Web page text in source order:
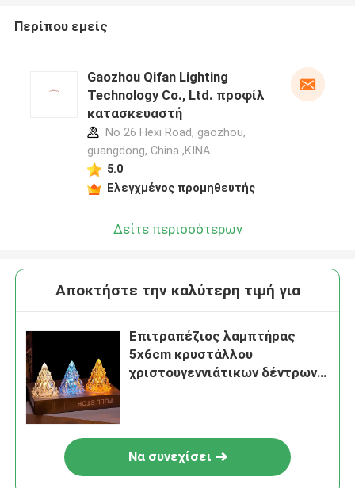
Περίπου εμείς
Gaozhou Qifan Lighting
Technology Co., Ltd. προφίλ
κατασκευαστή
No 26 Hexi Road, gaozhou,
guangdong, China ,ΚΙΝΑ
5.0
Ελεγχμένος προμηθευτής
Δείτε περισσότερων
Αποκτήστε την καλύτερη τιμή για
Επιτραπέζιος λαμπτήρας
5x6cm κρυστάλλου
χριστουγεννιάτικων δέντρων
Να συνεχίσει